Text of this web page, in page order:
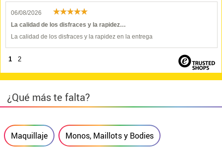
06/08/2026
La calidad de los disfraces y la rapidez…
La calidad de los disfraces y la rapidez en la entrega
1 2
¿Qué más te falta?
Maquillaje Monos, Maillots y Bodies